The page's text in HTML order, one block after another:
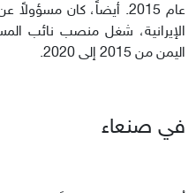
عام 2015. أيضاً، كان
الإيرانية، شغل منصب نائب
اليمن من 2015 إلى 2020.
في صنعاء